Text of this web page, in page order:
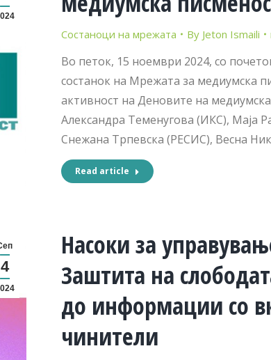
Состаноци на мрежата By Jeton Ismaili
Во петок, 15 ноември 2024, со
состанок на Мрежата за медиумска
активност на Деновите на
Александра Теменугова (ИКС), Маја
Снежана Трпевска (РЕСИС), Весна
Read article
4
Насоки за
Заштита на
до информации со
чинители